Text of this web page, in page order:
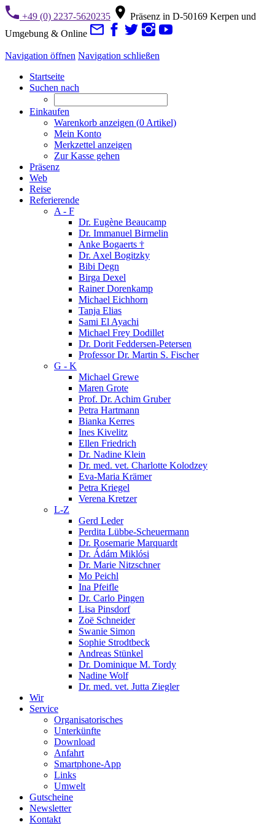
+49 (0) 2237-5620235
Präsenz in D-50169 Kerpen und
Umgebung & Online
Navigation öffnen Navigation schließen
Startseite
Suchen nach
Einkaufen
Warenkorb anzeigen (0 Artikel)
Mein Konto
Merkzettel anzeigen
Zur Kasse gehen
Präsenz
Web
Reise
Referierende
A - F
Dr. Eugène Beaucamp
Dr. Immanuel Birmelin
Anke Bogaerts †
Dr. Axel Bogitzky
Bibi Degn
Birga Dexel
Rainer Dorenkamp
Michael Eichhorn
Tanja Elias
Sami El Ayachi
Michael Frey Dodillet
Dr. Dorit Feddersen-Petersen
Professor Dr. Martin S. Fischer
G - K
Michael Grewe
Maren Grote
Prof. Dr. Achim Gruber
Petra Hartmann
Bianka Kerres
Ines Kivelitz
Ellen Friedrich
Dr. Nadine Klein
Dr. med. vet. Charlotte Kolodzey
Eva-Maria Krämer
Petra Kriegel
Verena Kretzer
L-Z
Gerd Leder
Perdita Lübbe-Scheuermann
Dr. Rosemarie Marquardt
Dr. Ádám Miklósi
Dr. Marie Nitzschner
Mo Peichl
Ina Pfeifle
Dr. Carlo Pingen
Lisa Pinsdorf
Zoë Schneider
Swanie Simon
Sophie Strodtbeck
Andreas Stünkel
Dr. Dominique M. Tordy
Nadine Wolf
Dr. med. vet. Jutta Ziegler
Wir
Service
Organisatorisches
Unterkünfte
Download
Anfahrt
Smartphone-App
Links
Umwelt
Gutscheine
Newsletter
Kontakt